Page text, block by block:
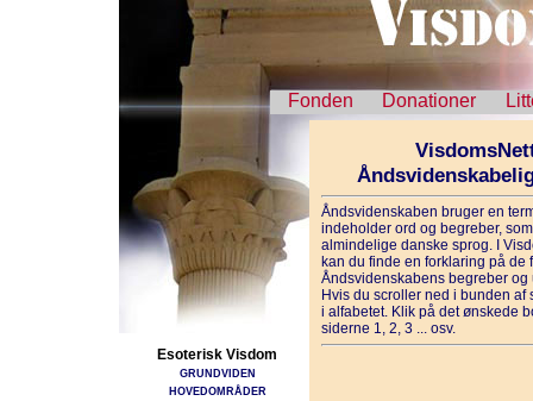
Fonden Donationer
Esoterisk Visdom
GRUNDVIDEN
HOVEDOMRÅDER
Åndsvidenskaben bruger en
indeholder ord og begreber,
almindelige danske sprog. I
kan du finde en forklaring på de
Åndsvidenskabens begreber og
Hvis du scroller ned i bunden
i alfabetet. Klik på det ønskede
siderne 1, 2, 3 ... osv.